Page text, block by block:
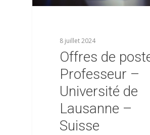
8 juillet 2024
Offres de
Professeur –
Université de
Lausanne –
Suisse